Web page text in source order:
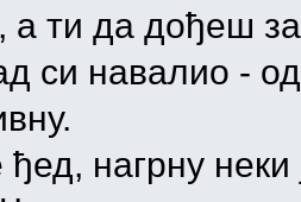
а ти да дођеш
си навалио -
нагрну неки